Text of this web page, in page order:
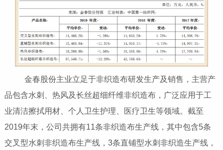
金春股份主业立足于非织造布研发生产及销售，主营产
品包含水刺、热风及长丝超细纤维非织造布，广泛应用于工
业清洁擦拭用材、个人卫生护理、医疗卫生等领域。截至
2019年末，公司共拥有11条非织造布生产线，其中包含5条
交叉型水刺非织造布生产线，3条直铺型水刺非织造生产线，